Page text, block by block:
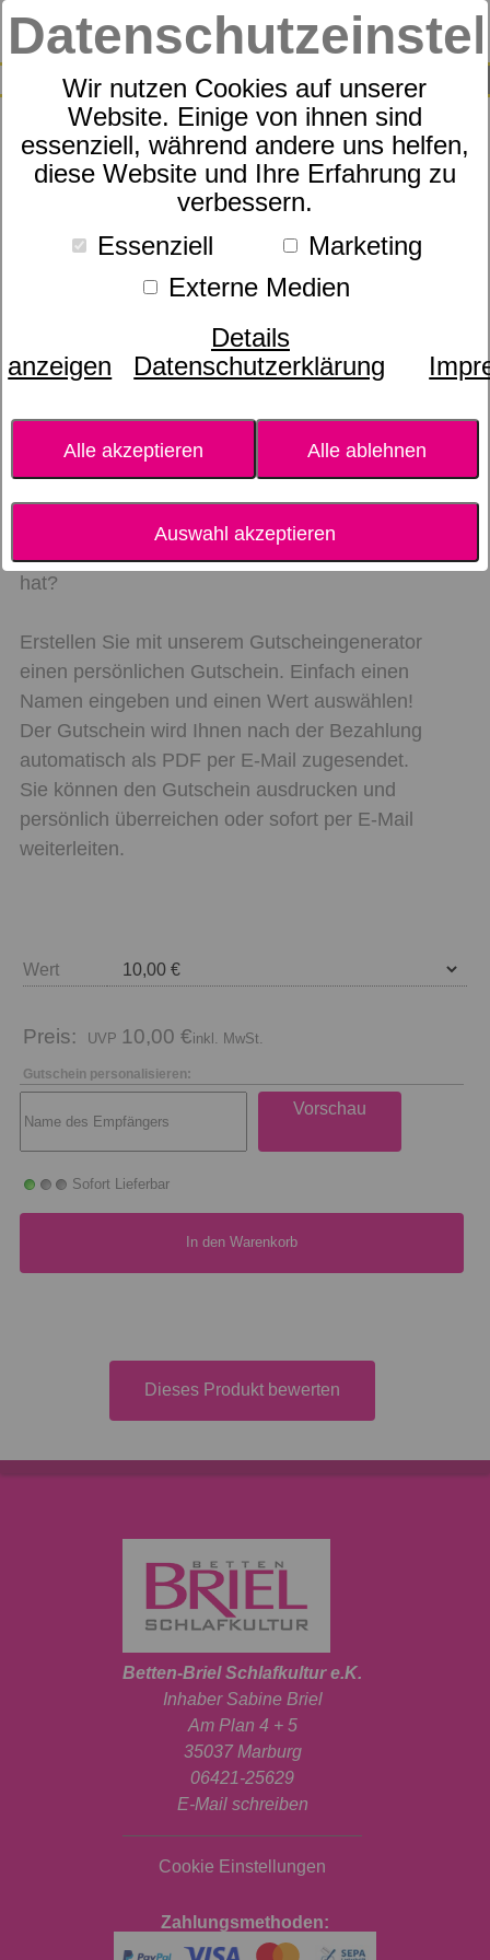
Wir nutzen Cookies auf unserer
Website. Einige von ihnen sind
essenziell, während andere uns helfen,
diese Website und Ihre Erfahrung zu
verbessern.
Essenziell
Marketing
Externe Medien
Details
anzeigen
Datenschutzerklärung
Alle akzeptieren Alle ablehnen
Auswahl akzeptieren
SUCHE
0
Gutschein
möchten aber nicht irgendetwas kaufen, wofür
hat?
Erstellen Sie mit unserem Gutscheingenerator
einen persönlichen Gutschein. Einfach einen
Namen eingeben und einen Wert auswählen!
Der Gutschein wird Ihnen nach der Bezahlung
automatisch als PDF per E-Mail zugesendet.
Sie können den Gutschein ausdrucken und
persönlich überreichen oder sofort per E-Mail
weiterleiten.
Wert
Preis: 10,00 €inkl. MwSt.
Gutschein personalisieren:
Vorschau
Sofort Lieferbar
In den Warenkorb
Dieses Produkt bewerten
Betten-Briel Schlafkultur e.K.
Inhaber Sabine Briel
Am Plan 4 + 5
35037 Marburg
06421-25629
E-Mail schreiben
Cookie Einstellungen
Zahlungsmethoden: